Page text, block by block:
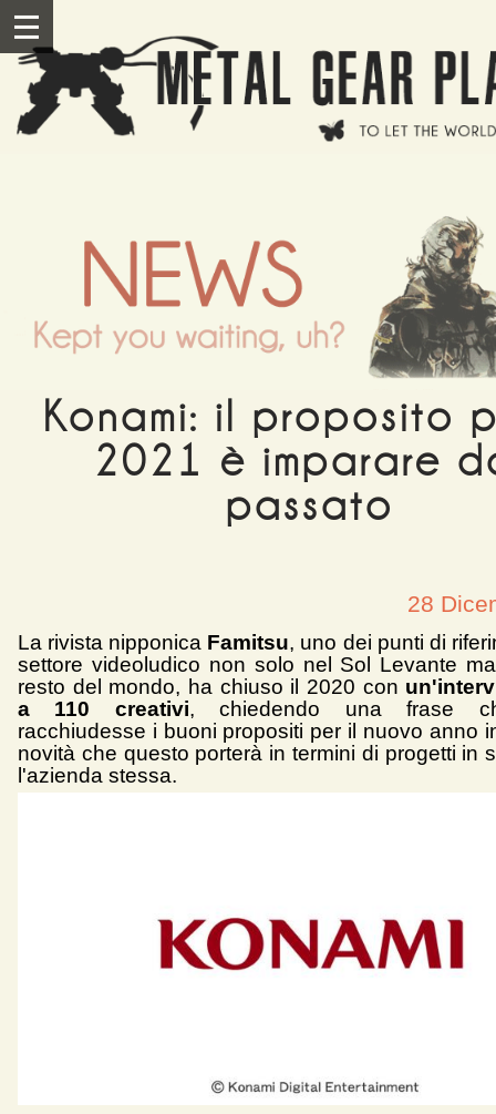
Konami: il proposito
2021 è imparare
passato
III
28
La rivista nipponica Famitsu, uno dei punti di
settore videoludico non solo nel Sol Levante
resto del mondo, ha chiuso il 2020 con
a 110 creativi, chiedendo una frase
racchiudesse i buoni propositi per il nuovo anno
novità che questo porterà in termini di progetti in
l'azienda stessa.